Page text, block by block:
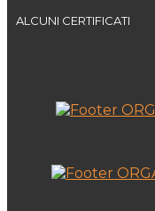
ALCUNI CERTIFICATI